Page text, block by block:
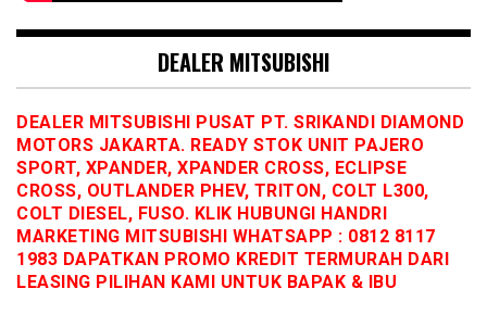
DEALER MITSUBISHI
DEALER MITSUBISHI PUSAT PT. SRIKANDI DIAMOND
MOTORS JAKARTA. READY STOK UNIT PAJERO
SPORT, XPANDER, XPANDER CROSS, ECLIPSE
CROSS, OUTLANDER PHEV, TRITON, COLT L300,
COLT DIESEL, FUSO. KLIK HUBUNGI HANDRI
MARKETING MITSUBISHI WHATSAPP : 0812 8117
1983 DAPATKAN PROMO KREDIT TERMURAH DARI
LEASING PILIHAN KAMI UNTUK BAPAK & IBU